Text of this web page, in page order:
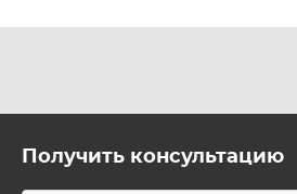
Получить консультацию